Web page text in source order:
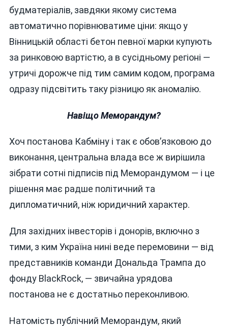
будматеріалів, завдяки якому система
автоматично порівнюватиме ціни: якщо у
Вінницькій області бетон певної марки купують
за ринковою вартістю, а в сусідньому регіоні —
утричі дорожче під тим самим кодом, програма
одразу підсвітить таку різницю як аномалію.
Навіщо Меморандум?
Хоч постанова Кабміну і так є обов’язковою до
виконання, центральна влада все ж вирішила
зібрати сотні підписів під Меморандумом — і це
рішення має радше політичний та
дипломатичний, ніж юридичний характер.
Для західних інвесторів і донорів, включно з
тими, з ким Україна нині веде перемовини — від
представників команди Дональда Трампа до
фонду BlackRock, — звичайна урядова
постанова не є достатньо переконливою.
Натомість публічний Меморандум, який